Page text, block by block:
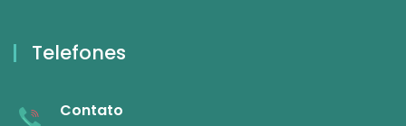
Telefones
Contato